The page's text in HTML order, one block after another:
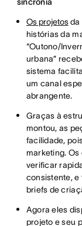
sincronia
Os projetosda
histórias da
“Outono/
urbana”
sistema
um canal
abrangente.
Graças à
montou, as
facilidade,
marketing. Os
verificar
consistente, e
briefs de
Agora eles
projeto e seu